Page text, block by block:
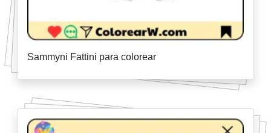
Sammyni Fattini para colorear